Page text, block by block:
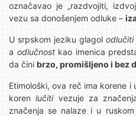
označavao je „razdvojiti,
vezu sa donošenjem odluke –
U srpskom jeziku glagol odlučiti
aodlučnostkao imenica
da činibrzo, promišljeno i bez
Etimološki, ova reč ima korene
korenlučitivezuje za
značenja se nalaze i u